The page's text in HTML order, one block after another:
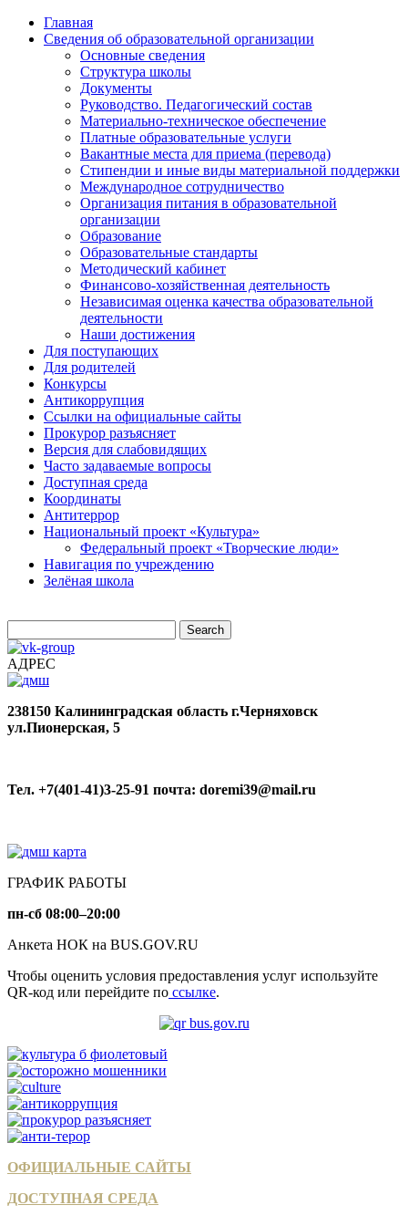
Главная
Сведения об образовательной организации
Основные сведения
Структура школы
Документы
Руководство. Педагогический состав
Материально-техническое обеспечение
Платные образовательные услуги
Вакантные места для приема (перевода)
Стипендии и иные виды материальной поддержки
Международное сотрудничество
Организация питания в образовательной
организации
Образование
Образовательные стандарты
Методический кабинет
Финансово-хозяйственная деятельность
Независимая оценка качества образовательной
деятельности
Наши достижения
Для поступающих
Для родителей
Конкурсы
Антикоррупция
Ссылки на официальные сайты
Прокурор разъясняет
Версия для слабовидящих
Часто задаваемые вопросы
Доступная среда
Координаты
Антитеррор
Национальный проект «Культура»
Федеральный проект «Творческие люди»
Навигация по учреждению
Зелёная школа
АДРЕС
238150 Калининградская область г.Черняховск
ул.Пионерская, 5
Тел. +7(401-41)3-25-91 почта: doremi39@mail.ru
ГРАФИК РАБОТЫ
пн-сб 08:00–20:00
Анкета НОК на BUS.GOV.RU
Чтобы оценить условия предоставления услуг используйте
QR-код или перейдите по ссылке.
ОФИЦИАЛЬНЫЕ САЙТЫ
ДОСТУПНАЯ СРЕДА